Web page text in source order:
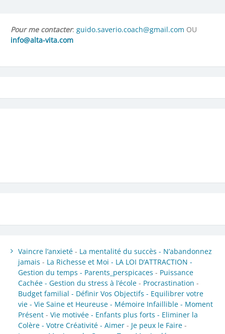
Pour me contacter: guido.saverio.coach@gmail.com OU
info@alta-vita.com
Vaincre l’anxieté - La mentalité du succès - N’abandonnez
jamais - La Richesse et Moi - LA LOI D’ATTRACTION -
Gestion du temps - Parents_perspicaces - Puissance
Cachée - Gestion du stress à l’école - Procrastination -
Budget familial - Définir Vos Objectifs - Equilibrer votre
vie - Vie Saine et Heureuse - Mémoire Infaillible - Moment
Présent - Vie motivée - Enfants plus forts - Eliminer la
Colère - Votre Créativité - Aimer - Je peux le Faire -